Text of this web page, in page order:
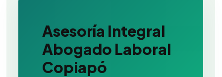
Asesoría Integral
Abogado Laboral
Copiapó